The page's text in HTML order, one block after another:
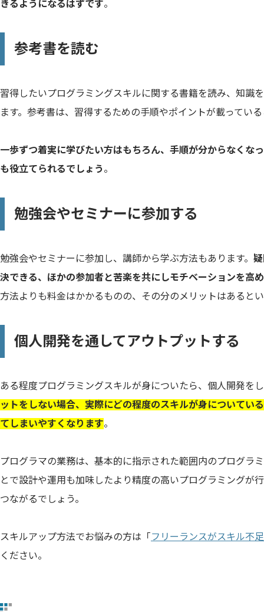
きるようになるはずです。
参考書を読む
習得したいプログラミングスキルに関する書籍を読み、知識
ます。参考書は、習得するための手順やポイントが載ってい
一歩ずつ着実に学びたい方はもちろん、手順が分からなくな
も役立てられるでしょう 。
勉強会やセミナーに参加する
勉強会やセミナーに参加し、講師から学ぶ方法もあります。
決できる、ほかの参加者と苦楽を共にしモチベーションを高
方法よりも料金はかかるものの、その分のメリットはあると
個人開発を通してアウトプットする
ある程度プログラミングスキルが身についたら、個人開発を
ットをしない場合、実際にどの程度のスキルが身についてい
てしまいやすくなります。
プログラマの業務は、基本的に指示された範囲内のプログラ
とで設計や運用も加味したより精度の高いプログラミングが
つながるでしょう。
スキルアップ方法でお悩みの方は「フリーランスがスキル不
ください。